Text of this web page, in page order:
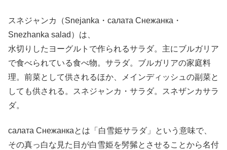
スネジャンカ（Snejanka・салата Снежанка・
Snezhanka salad）は、
水切りしたヨーグルトで作られるサラダ。主にブルガリア
で食べられている食べ物。サラダ。ブルガリアの家庭料
理。前菜として供されるほか、メインディッシュの副菜と
しても供される。スネジャンカ・サラダ。スネザンカサラ
ダ。
салата Снежанкаとは「白雪姫サラダ」という意味で、
その真っ白な見た目が白雪姫を髣髴とさせることから名付